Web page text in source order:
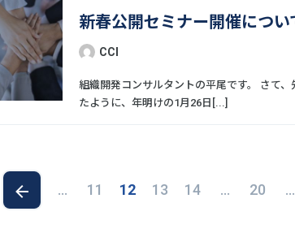
新春公開セミナー開催につい
CCI
組織開発コンサルタントの平尾です。 さて
たように、年明けの1月26日[...]
... 11 12 13 14 ... 20 ...